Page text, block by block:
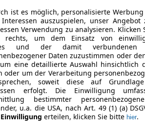
ist es möglich, personalisierte
auszuspielen, unser Angebot
Verwendung zu analysieren. Klicken
rechts, um dem Einsatz von
und der damit verbundenen
Daten zuzustimmen oder
eine detaillierte Auswahl hinsichtlich
oder um der Verarbeitung
soweit diese auf
erfolgt. Die Einwilligung
bestimmter
u.a. die USA, nach Art. 49 (1) (a)
erteilen, klicken Sie bitte hier.